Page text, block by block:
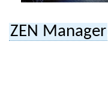
ZEN Manager